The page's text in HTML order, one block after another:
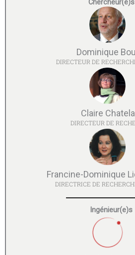
Chercheur(e)s
Dominique
DIRECTEUR DE
Claire
DIRECTEUR DE
Francine-Dominique
DIRECTRICE DE
Ingénieur(e)s